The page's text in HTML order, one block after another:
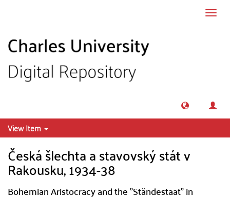
View Item
Česká šlechta a stavovský stát v
Rakousku, 1934-38
Bohemian Aristocracy and the "Ständestaat" in